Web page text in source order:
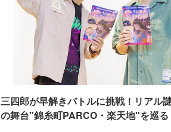
三四郎が早解きバトルに挑戦！リアル
の舞台"錦糸町PARCO・楽天地"を巡る